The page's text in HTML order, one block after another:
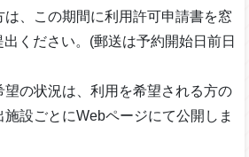
は、この期間に利用許可申請書を窓
ください。(郵送は予約開始日前日
望の状況は、利用を希望される方の
施設ごとにWebページにて公開しま